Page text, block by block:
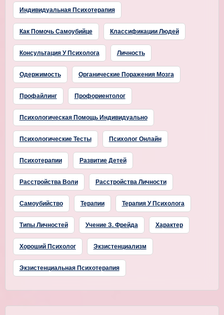
Индивидуальная Психотерапия
Как Помочь Самоубийце Классификации Людей
Консультация У Психолога Личность
Одержимость Органические Поражения Мозга
Профайлинг Профориентолог
Психологическая Помощь Индивидуально
Психологические Тесты Психолог Онлайн
Психотерапии Развитие Детей
Расстройства Воли Расстройства Личности
Самоубийство Терапии Терапия У Психолога
Типы Личностей Учение З. Фрейда Характер
Хороший Психолог Экзистенциализм
Экзистенциальная Психотерапия